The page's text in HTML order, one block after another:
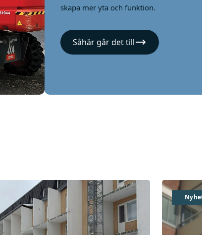
skapa mer yta och funktion.
Såhär går det till